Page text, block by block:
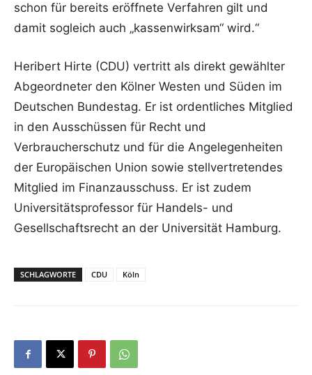
schon für bereits eröffnete Verfahren gilt und
damit sogleich auch „kassenwirksam“ wird.“
Heribert Hirte (CDU) vertritt als direkt gewählter
Abgeordneter den Kölner Westen und Süden im
Deutschen Bundestag. Er ist ordentliches Mitglied
in den Ausschüssen für Recht und
Verbraucherschutz und für die Angelegenheiten
der Europäischen Union sowie stellvertretendes
Mitglied im Finanzausschuss. Er ist zudem
Universitätsprofessor für Handels- und
Gesellschaftsrecht an der Universität Hamburg.
SCHLAGWORTE CDU Köln